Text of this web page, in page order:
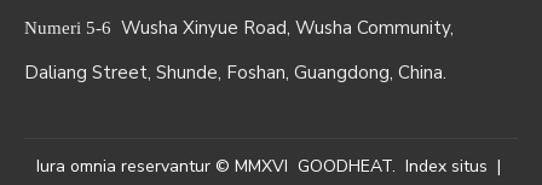
Numeri 5-6 Wusha Xinyue Road, Wusha Community,
Daliang Street, Shunde, Foshan, Guangdong, China.
Iura omnia reservantur © MMXVI GOODHEAT. Index situs |